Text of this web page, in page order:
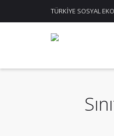
TÜRKİYE SOSYAL